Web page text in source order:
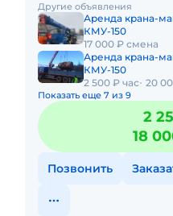
свободна. Техника
Другие объявления
Аренда крана-
КМУ-150
17 000 ₽ смена
Аренда крана-
КМУ-150
2 500 ₽ час
20
Показать еще 7 из 9
2
18
Позвонить